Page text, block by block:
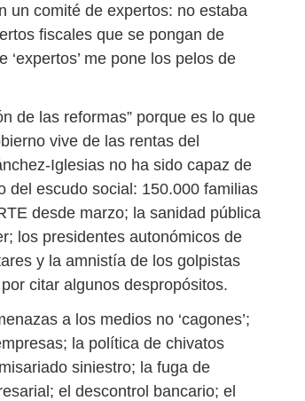
un comité de expertos: no estaba
fiscales que se pongan de
me pone los pelos de
de las reformas” porque es lo que
vive de las rentas del
Iglesias no ha sido capaz de
del escudo social: 150.000 familias
desde marzo; la sanidad pública
los presidentes autonómicos de
y la amnistía de los golpistas
citar algunos despropósitos.
a los medios no ‘cagones’;
la política de chivatos
siniestro; la fuga de
el descontrol bancario; el